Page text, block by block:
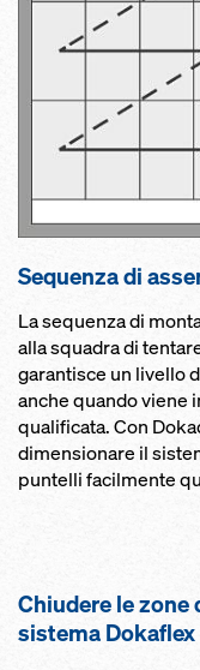
Sequenza di
La sequenza di
alla squadra di
garantisce un livello
anche quando viene
qualificata. Con
dimensionare il
puntelli facilmente
Chiudere le zone
sistema Dokaflex